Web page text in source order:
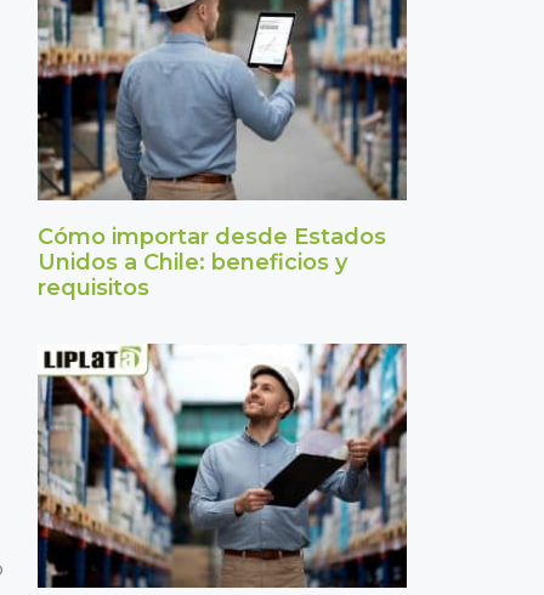
Cómo importar desde Estados
Unidos a Chile: beneficios y
requisitos